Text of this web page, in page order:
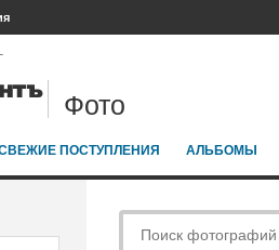
Фото
ПОСТУПЛЕНИЯ АЛЬБОМЫ